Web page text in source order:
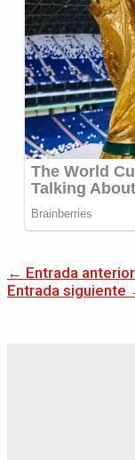
← Entrada anterior
Entrada siguiente